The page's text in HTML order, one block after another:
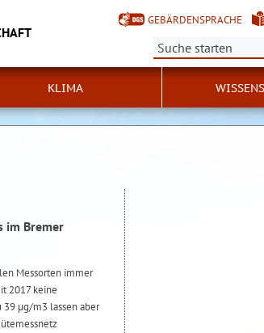
GEBÄRDENSPRACHE
Suche:
KLIMA
im Bremer
Messorten immer
2017 keine
39 µg/m3 lassen aber